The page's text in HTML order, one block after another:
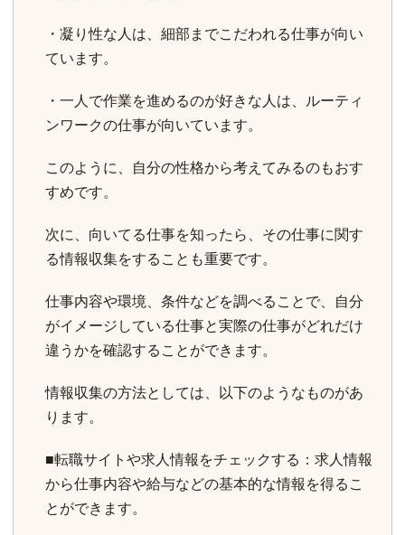
・凝り性な人は、細部までこだわれる仕事が向い
ています。
・一人で作業を進めるのが好きな人は、ルーティ
ンワークの仕事が向いています。
このように、自分の性格から考えてみるのもおす
すめです。
次に、向いてる仕事を知ったら、その仕事に関す
る情報収集をすることも重要です。
仕事内容や環境、条件などを調べることで、自分
がイメージしている仕事と実際の仕事がどれだけ
違うかを確認することができます。
情報収集の方法としては、以下のようなものがあ
ります。
■転職サイトや求人情報をチェックする：求人情報
から仕事内容や給与などの基本的な情報を得るこ
とができます。